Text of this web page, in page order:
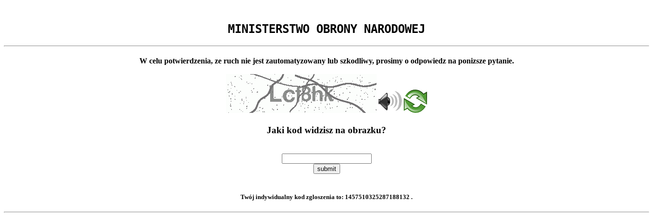
MINISTERSTWO OBRONY NARODOWEJ
W celu potwierdzenia, ze ruch nie jest zautomatyzowany lub szkodliwy, prosimy o odpowiedz na ponizsze pytanie.
Jaki kod widzisz na obrazku?
submit
Twój indywidualny kod zgloszenia to: 1457510325287188132 .